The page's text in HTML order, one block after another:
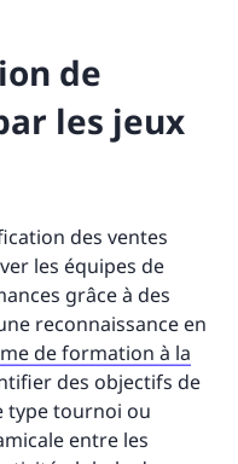
de
les jeux
des ventes
les équipes de
grâce à des
reconnaissance en
de formation à la
des objectifs de
type tournoi ou
entre les